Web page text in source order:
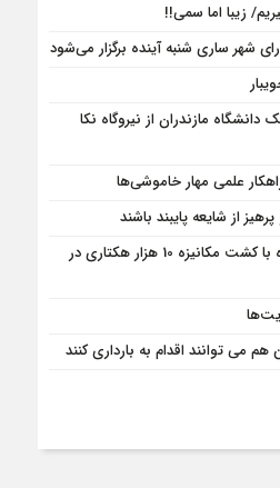
زیبا اما سمی!!
شهر ساری شنبه آینده برگزار می‌شود
مازندران از نيروگاه نکا
علمی مهار خاموشی‌ها
از شایعه پایبند باشند
فعالیت 2 بانک نشاء همراه با کشت مکانیزه 10 هزار هکتاری در
هم می توانند اقدام به بارداری کنند